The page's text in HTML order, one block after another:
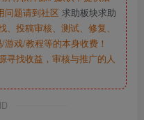
问题请到社区 求助板块求助
投稿审核、测试、修复、
戏/教程等的本身收费！
寻找收益，审核与推广的人